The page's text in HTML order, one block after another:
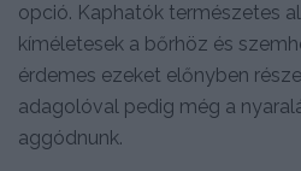
opció. Kaphatók természetes
kíméletesek a bőrhöz és
érdemes ezeket előnyben
adagolóval pedig még a
aggódnunk.